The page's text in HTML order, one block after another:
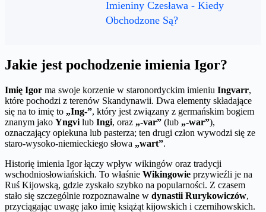
Imieniny Czesława - Kiedy
Obchodzone Są?
Jakie jest pochodzenie imienia Igor?
Imię Igor ma swoje korzenie w staronordyckim imieniu Ingvarr,
które pochodzi z terenów Skandynawii. Dwa elementy składające
się na to imię to „Ing-”, który jest związany z germańskim bogiem
znanym jako Yngvi lub Ingi, oraz „-var” (lub „-war”),
oznaczający opiekuna lub pasterza; ten drugi człon wywodzi się ze
staro-wysoko-niemieckiego słowa „wart”.
Historię imienia Igor łączy wpływ wikingów oraz tradycji
wschodniosłowiańskich. To właśnie Wikingowie przywieźli je na
Ruś Kijowską, gdzie zyskało szybko na popularności. Z czasem
stało się szczególnie rozpoznawalne w dynastii Rurykowiczów,
przyciągając uwagę jako imię książąt kijowskich i czernihowskich.